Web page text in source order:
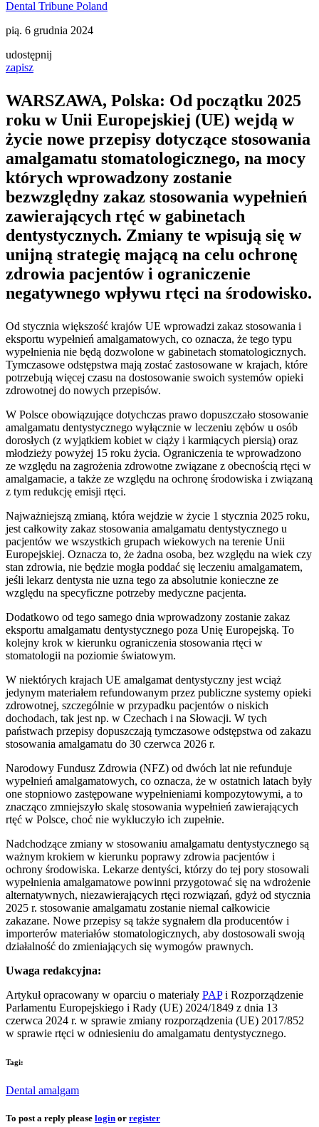
Dental Tribune Poland
pią. 6 grudnia 2024
udostępnij
zapisz
WARSZAWA, Polska: Od początku 2025
roku w Unii Europejskiej (UE) wejdą w
życie nowe przepisy dotyczące stosowania
amalgamatu stomatologicznego, na mocy
których wprowadzony zostanie
bezwzględny zakaz stosowania wypełnień
zawierających rtęć w gabinetach
dentystycznych. Zmiany te wpisują się w
unijną strategię mającą na celu ochronę
zdrowia pacjentów i ograniczenie
negatywnego wpływu rtęci na środowisko.
Od stycznia większość krajów UE wprowadzi zakaz stosowania i
eksportu wypełnień amalgamatowych, co oznacza, że ​​tego typu
wypełnienia nie będą dozwolone w gabinetach stomatologicznych.
Tymczasowe odstępstwa mają zostać zastosowane w krajach, które
potrzebują więcej czasu na dostosowanie swoich systemów opieki
zdrowotnej do nowych przepisów.
W Polsce obowiązujące dotychczas prawo dopuszczało stosowanie
amalgamatu dentystycznego wyłącznie w leczeniu zębów u osób
dorosłych (z wyjątkiem kobiet w ciąży i karmiących piersią) oraz
młodzieży powyżej 15 roku życia. Ograniczenia te wprowadzono
ze względu na zagrożenia zdrowotne związane z obecnością rtęci w
amalgamacie, a także ze względu na ochronę środowiska i związaną
z tym redukcję emisji rtęci.
Najważniejszą zmianą, która wejdzie w życie 1 stycznia 2025 roku,
jest całkowity zakaz stosowania amalgamatu dentystycznego u
pacjentów we wszystkich grupach wiekowych na terenie Unii
Europejskiej. Oznacza to, że żadna osoba, bez względu na wiek czy
stan zdrowia, nie będzie mogła poddać się leczeniu amalgamatem,
jeśli lekarz dentysta nie uzna tego za absolutnie konieczne ze
względu na specyficzne potrzeby medyczne pacjenta.
Dodatkowo od tego samego dnia wprowadzony zostanie zakaz
eksportu amalgamatu dentystycznego poza Unię Europejską. To
kolejny krok w kierunku ograniczenia stosowania rtęci w
stomatologii na poziomie światowym.
W niektórych krajach UE amalgamat dentystyczny jest wciąż
jedynym materiałem refundowanym przez publiczne systemy opieki
zdrowotnej, szczególnie w przypadku pacjentów o niskich
dochodach, tak jest np. w Czechach i na Słowacji. W tych
państwach przepisy dopuszczają tymczasowe odstępstwa od zakazu
stosowania amalgamatu do 30 czerwca 2026 r.
Narodowy Fundusz Zdrowia (NFZ) od dwóch lat nie refunduje
wypełnień amalgamatowych, co oznacza, że ​​w ostatnich latach były
one stopniowo zastępowane wypełnieniami kompozytowymi, a to
znacząco zmniejszyło skalę stosowania wypełnień zawierających
rtęć w Polsce, choć nie wykluczyło ich zupełnie.
Nadchodzące zmiany w stosowaniu amalgamatu dentystycznego są
ważnym krokiem w kierunku poprawy zdrowia pacjentów i
ochrony środowiska. Lekarze dentyści, którzy do tej pory stosowali
wypełnienia amalgamatowe powinni przygotować się na wdrożenie
alternatywnych, niezawierających rtęci rozwiązań, gdyż od stycznia
2025 r. stosowanie amalgamatu zostanie niemal całkowicie
zakazane. Nowe przepisy są także sygnałem dla producentów i
importerów materiałów stomatologicznych, aby dostosowali swoją
działalność do zmieniających się wymogów prawnych.
Uwaga redakcyjna:
Artykuł opracowany w oparciu o materiały PAPi Rozporządzenie
Parlamentu Europejskiego i Rady (UE) 2024/1849 z dnia 13
czerwca 2024 r. w sprawie zmiany rozporządzenia (UE) 2017/852
w sprawie rtęci w odniesieniu do amalgamatu dentystycznego.
Tagi:
Dental amalgam
To post a reply please login or register